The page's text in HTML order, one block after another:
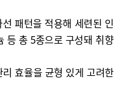
패턴을 적용해 세련된
총 5종으로 구성돼 취
효율을 균형 있게 고